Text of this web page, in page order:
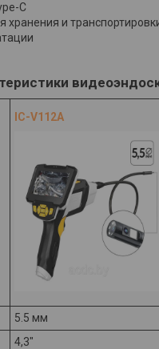
C
хранения и
IC-V112A
5.5 мм
4,3"